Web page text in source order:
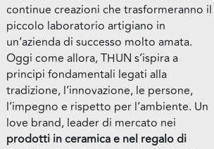
continue creazioni che trasformeranno il
piccolo laboratorio artigiano in
un’azienda di successo molto amata.
Oggi come allora, THUN s’ispira a
principi fondamentali legati alla
tradizione, l’innovazione, le persone,
l’impegno e rispetto per l’ambiente. Un
love brand, leader di mercato nei
prodotti in ceramica e nel regalo di